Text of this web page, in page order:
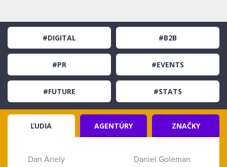
#DIGITAL #B2B
#PR #EVENTS
#FUTURE #STATS
ĽUDIA AGENTÚRY ZNAČKY
Dan Ariely
Daniel Goleman